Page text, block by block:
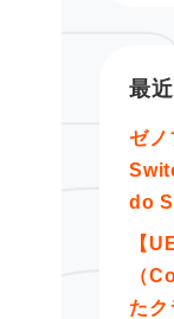
最
ゼ
do
【
（
たク